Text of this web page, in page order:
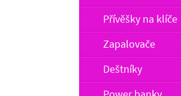
Přívěšky na klíče
Zapalovače
Deštníky